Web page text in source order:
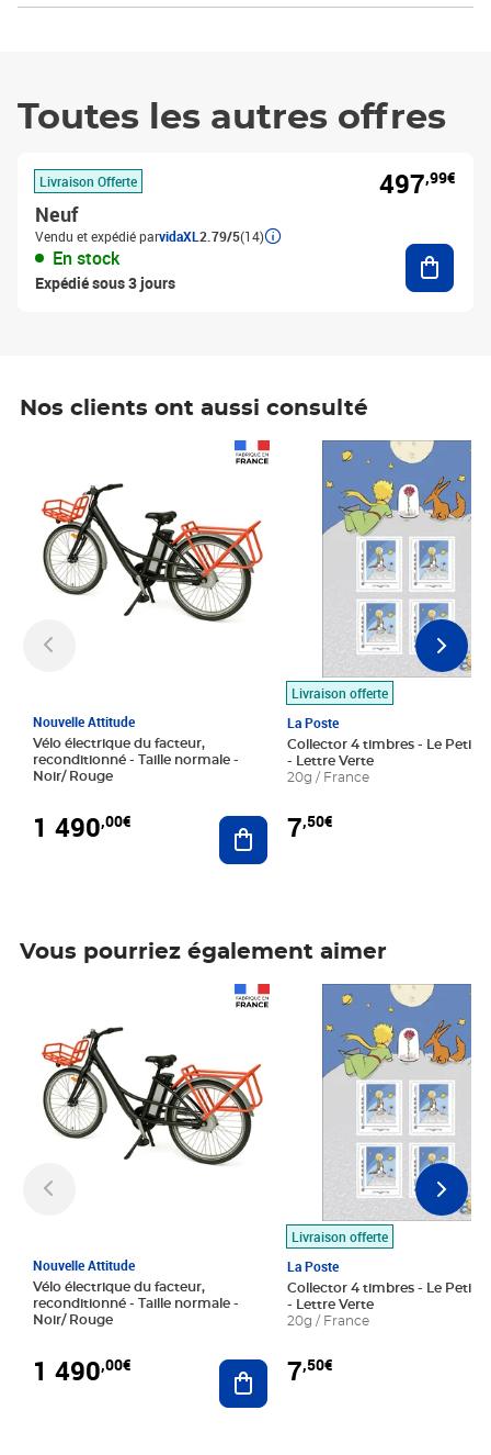
Toutes les autres offres
Livraison Offerte
Neuf
Vendu et expédié parvidaXL 2.79/5(14)
En stock
Expédié sous 3 jours
497,99€
Nos clients ont aussi consulté
Nouvelle Attitude
Vélo électrique du facteur,
reconditionné - Taille normale -
Noir/ Rouge
1 490,00€ Ajouter au panier
Livraison offerte
La Poste
Collector 4 timbres - Le Petit
- Lettre Verte
20g / France
7,50€
Prix 7,50€
Vous pourriez également aimer
Nouvelle Attitude
Vélo électrique du facteur,
reconditionné - Taille normale -
Noir/ Rouge
1 490,00€ Ajouter au panier
Livraison offerte
La Poste
Collector 4 timbres - Le Petit
- Lettre Verte
20g / France
7,50€
Prix 7,50€